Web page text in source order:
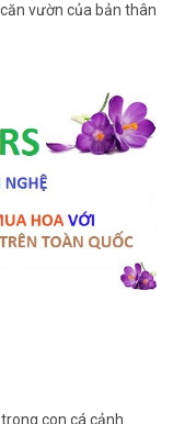
vườn của bản thân
con cá cảnh